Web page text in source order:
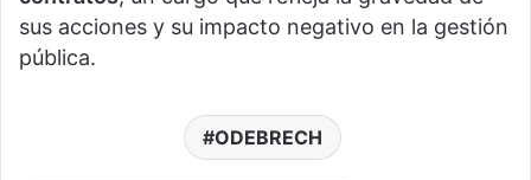
sus acciones y su impacto negativo en la gestión
pública.
ODEBRECH